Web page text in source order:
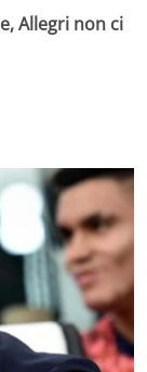
Allegri non ci